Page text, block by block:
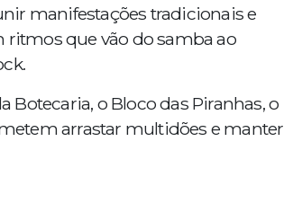
manifestações tradicionais e
que vão do samba ao
Botecaria, o Bloco das Piranhas, o
arrastar multidões e manter